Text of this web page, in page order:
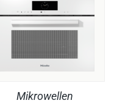
Mikrowellen